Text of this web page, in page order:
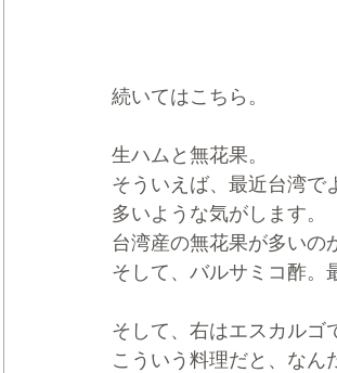
続いてはこちら。
生ハムと無花果。
そういえば、最近台湾で
多いような気がします。
台湾産の無花果が多いの
そして、バルサミコ酢。
そして、右はエスカルゴ
こういう料理だと、なん